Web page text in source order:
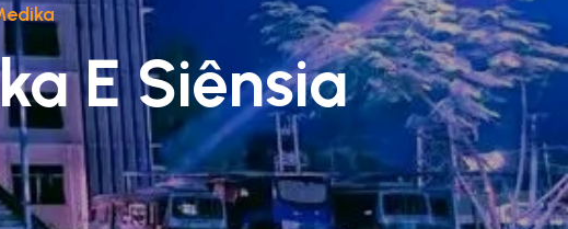
E Siênsia